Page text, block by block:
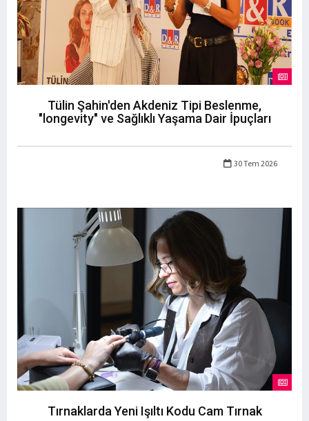
Tülin Şahin'den Akdeniz Tipi Beslenme,
"longevity" ve Sağlıklı Yaşama Dair İpuçları
30 Tem 2026
Tırnaklarda Yeni Işıltı Kodu Cam Tırnak